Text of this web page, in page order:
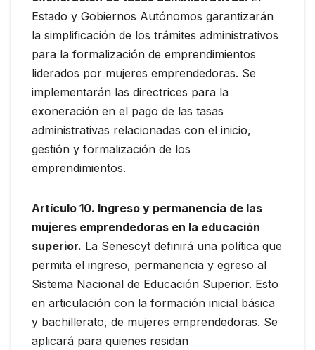
Estado y Gobiernos Autónomos garantizarán
la simplificación de los trámites administrativos
para la formalización de emprendimientos
liderados por mujeres emprendedoras. Se
implementarán las directrices para la
exoneración en el pago de las tasas
administrativas relacionadas con el inicio,
gestión y formalización de los
emprendimientos.
Artículo 10. Ingreso y permanencia de las
mujeres emprendedoras en la educación
superior. La Senescyt definirá una política que
permita el ingreso, permanencia y egreso al
Sistema Nacional de Educación Superior. Esto
en articulación con la formación inicial básica
y bachillerato, de mujeres emprendedoras. Se
aplicará para quienes residan